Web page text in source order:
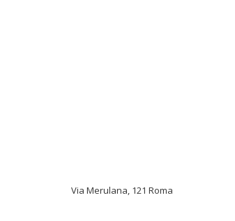
Via Merulana, 121 Roma